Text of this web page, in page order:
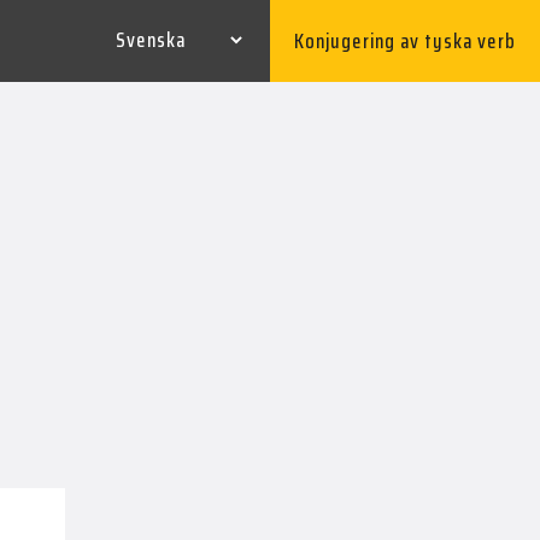
Konjugering av tyska verb